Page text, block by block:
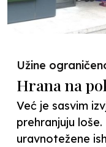
Užine
Hrana na
Već je sasvim
prehranjuju
uravnotežene